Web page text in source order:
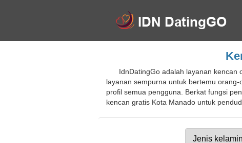
IdnDatingGo adalah layanan kencan
layanan sempurna untuk bertemu
profil semua pengguna. Berkat fungsi
kencan gratis Kota Manado untuk